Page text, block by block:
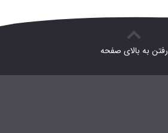
رفتن به بالای صفحه